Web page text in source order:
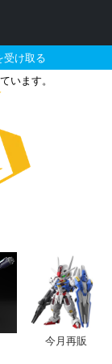
受け取る
います。
ーツ
今月再販